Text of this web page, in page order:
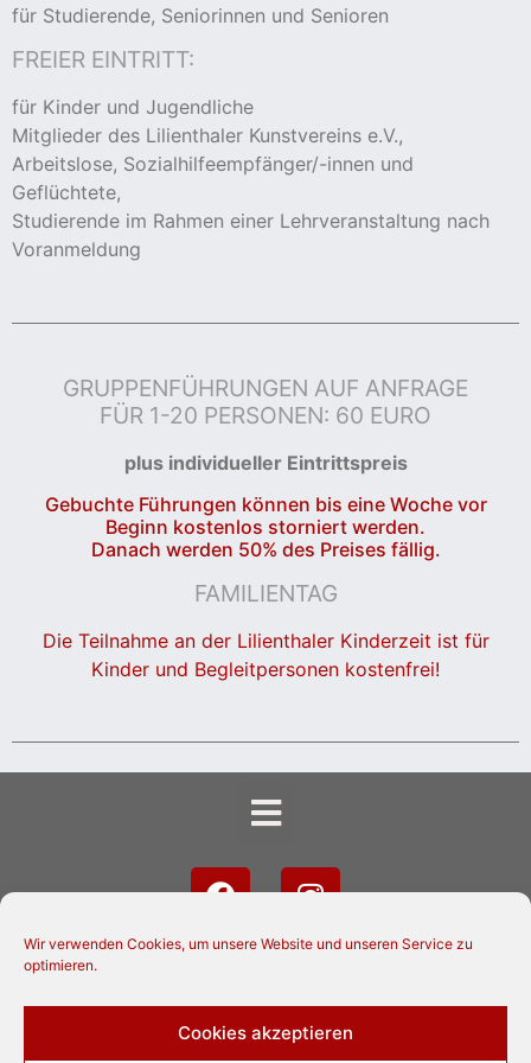
Wir verwenden Cookies, um unsere Website und unseren Service zu
optimieren.
Cookies akzeptieren
für Studierende, Seniorinnen und Senioren
FREIER EINTRITT:
für Kinder und Jugendliche
Mitglieder des Lilienthaler Kunstvereins e.V.,
Arbeitslose, Sozialhilfeempfänger/-innen und
Geflüchtete,
Studierende im Rahmen einer Lehrveranstaltung nach
Voranmeldung
GRUPPENFÜHRUNGEN AUF ANFRAGE
FÜR 1-20 PERSONEN: 60 EURO
plus individueller Eintrittspreis
Gebuchte Führungen können bis eine Woche vor
Beginn kostenlos storniert werden.
Danach werden 50% des Preises fällig.
FAMILIENTAG
Die Teilnahme an der Lilienthaler Kinderzeit ist für
Kinder und Begleitpersonen kostenfrei!